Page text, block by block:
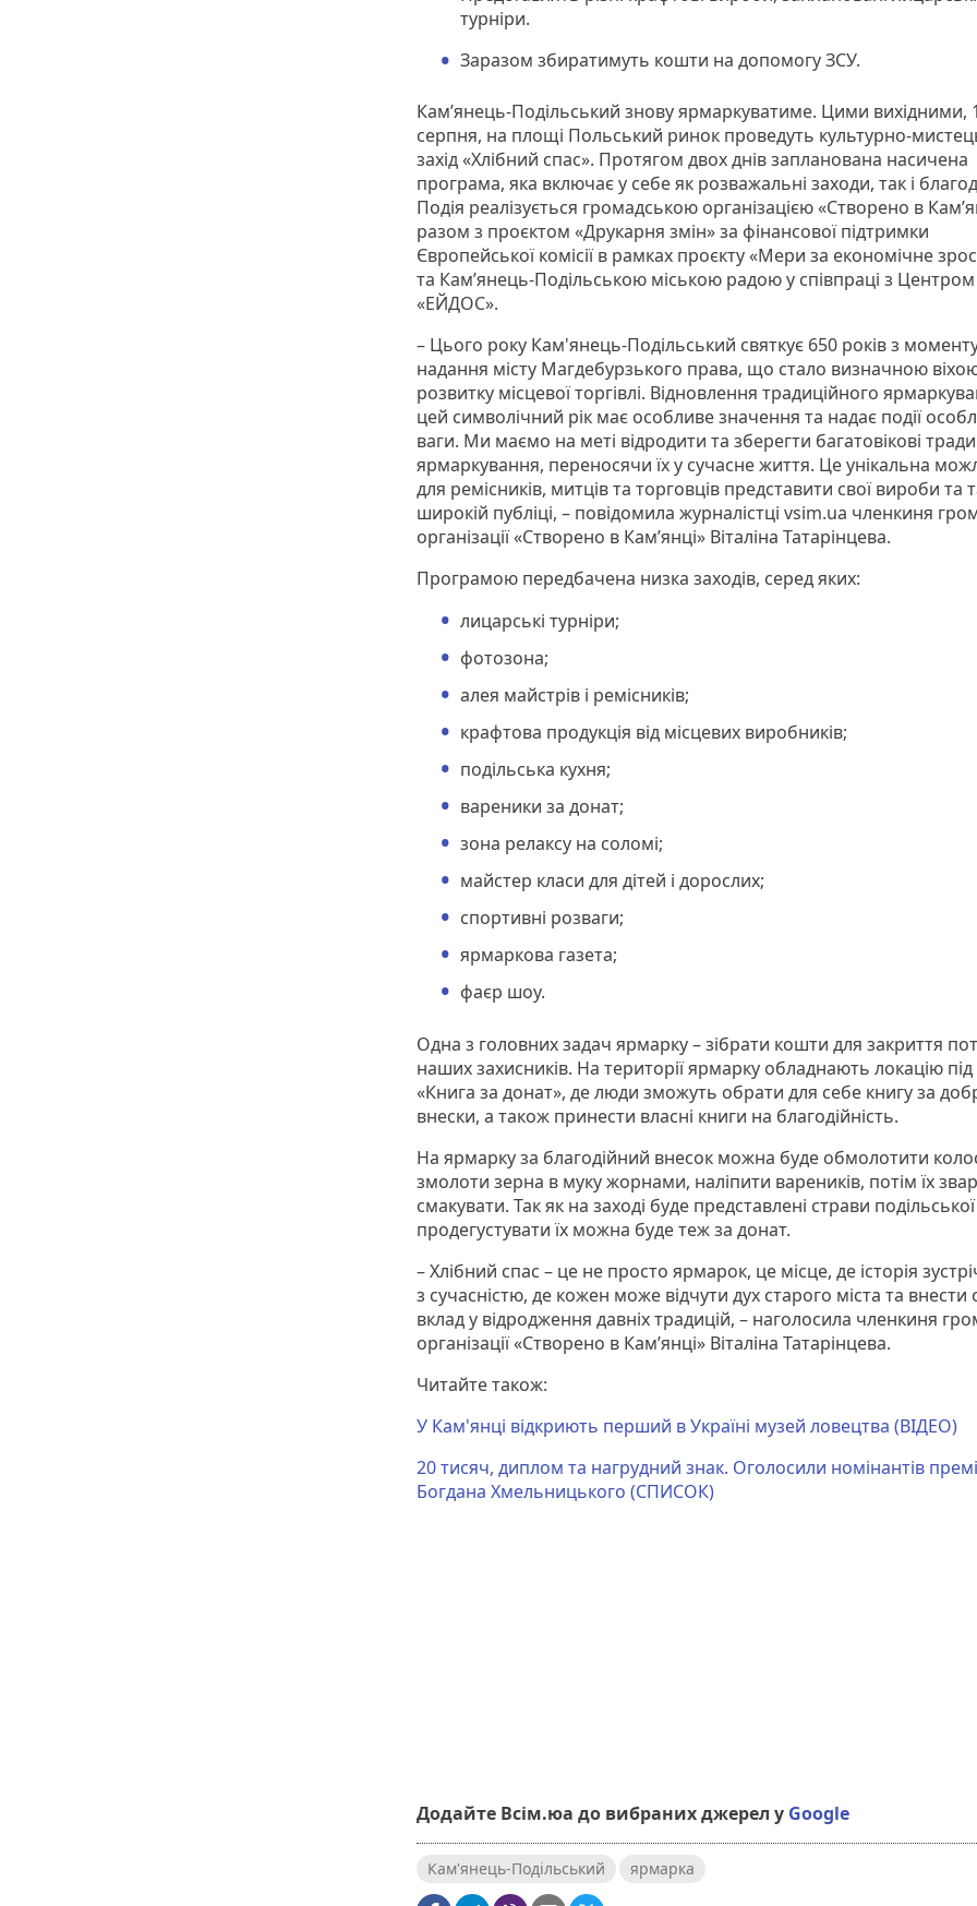
турніри.
Заразом збиратимуть кошти на допомогу ЗСУ.
Кам’янець-Подільський знову ярмаркуватиме. Цими вихідними,
серпня, на площі Польський ринок проведуть культурно-
захід «Хлібний спас». Протягом двох днів запланована насичена
програма, яка включає у себе як розважальні заходи, так і
Подія реалізується громадською організацією «Створено в
разом з проєктом «Друкарня змін» за фінансової підтримки
Європейської комісії в рамках проєкту «Мери за економічне
та Кам’янець-Подільською міською радою у співпраці з Центром
«ЕЙДОС».
– Цього року Кам'янець-Подільський святкує 650 років з
надання місту Магдебурзького права, що стало визначною
розвитку місцевої торгівлі. Відновлення традиційного
цей символічний рік має особливе значення та надає події
ваги. Ми маємо на меті відродити та зберегти багатовікові
ярмаркування, переносячи їх у сучасне життя. Це унікальна
для ремісників, митців та торговців представити свої вироби та
широкій публіці, – повідомила журналістці vsim.ua членкиня
організації «Створено в Камʼянці» Віталіна Татарінцева.
Програмою передбачена низка заходів, серед яких:
лицарські турніри;
фотозона;
алея майстрів і ремісників;
крафтова продукція від місцевих виробників;
подільська кухня;
вареники за донат;
зона релаксу на соломі;
майстер класи для дітей і дорослих;
спортивні розваги;
ярмаркова газета;
фаєр шоу.
Одна з головних задач ярмарку – зібрати кошти для закриття
наших захисників. На території ярмарку обладнають локацію
«Книга за донат», де люди зможуть обрати для себе книгу за
внески, а також принести власні книги на благодійність.
На ярмарку за благодійний внесок можна буде обмолотити
змолоти зерна в муку жорнами, наліпити вареників, потім їх
смакувати. Так як на заході буде представлені страви подільської
продегустувати їх можна буде теж за донат.
– Хлібний спас – це не просто ярмарок, це місце, де історія
з сучасністю, де кожен може відчути дух старого міста та внести
вклад у відродження давніх традицій, – наголосила членкиня
організації «Створено в Камʼянці» Віталіна Татарінцева.
Читайте також:
У Кам'янці відкриють перший в Україні музей ловецтва (ВІДЕО)
20 тисяч, диплом та нагрудний знак. Оголосили номінантів
Богдана Хмельницького (СПИСОК)
Додайте Всім.юа до вибраних джерел у Google
Кам'янець-Подільський ярмарка